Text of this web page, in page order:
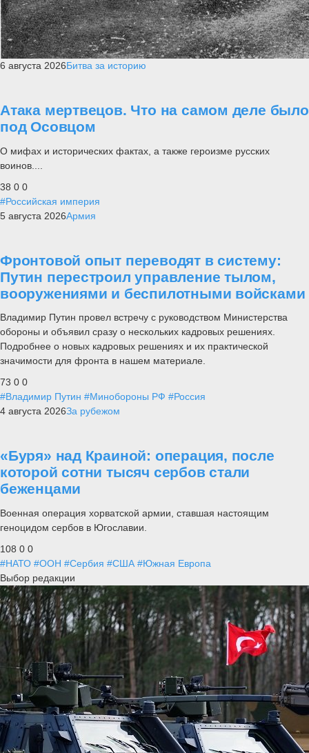
6 августа 2026Битва за историю
Атака мертвецов. Что на самом деле было
под Осовцом
О мифах и исторических фактах, а также героизме русских
воинов....
38 0 0
#Российская империя
5 августа 2026Армия
Фронтовой опыт переводят в систему:
Путин перестроил управление тылом,
вооружениями и беспилотными войсками
Владимир Путин провел встречу с руководством Министерства
обороны и объявил сразу о нескольких кадровых решениях.
Подробнее о новых кадровых решениях и их практической
значимости для фронта в нашем материале.
73 0 0
#Владимир Путин #Минобороны РФ #Россия
4 августа 2026За рубежом
«Буря» над Краиной: операция, после
которой сотни тысяч сербов стали
беженцами
Военная операция хорватской армии, ставшая настоящим
геноцидом сербов в Югославии.
108 0 0
#НАТО #ООН #Сербия #США #Южная Европа
Выбор редакции